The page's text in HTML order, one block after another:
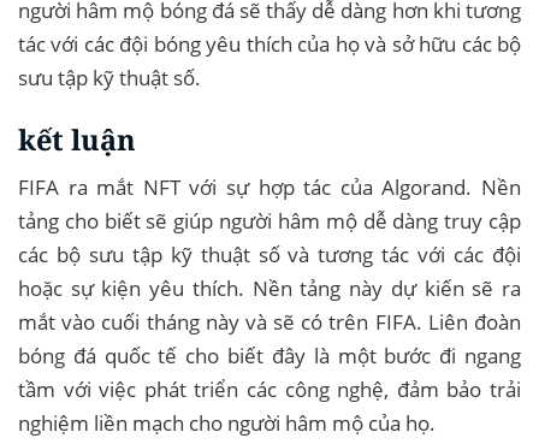
người hâm mộ bóng đá sẽ thấy dễ dàng hơn khi tương
tác với các đội bóng yêu thích của họ và sở hữu các bộ
sưu tập kỹ thuật số.
kết luận
FIFA ra mắt NFT với sự hợp tác của Algorand. Nền
tảng cho biết sẽ giúp người hâm mộ dễ dàng truy cập
các bộ sưu tập kỹ thuật số và tương tác với các đội
hoặc sự kiện yêu thích. Nền tảng này dự kiến ​​sẽ ra
mắt vào cuối tháng này và sẽ có trên FIFA. Liên đoàn
bóng đá quốc tế cho biết đây là một bước đi ngang
tầm với việc phát triển các công nghệ, đảm bảo trải
nghiệm liền mạch cho người hâm mộ của họ.